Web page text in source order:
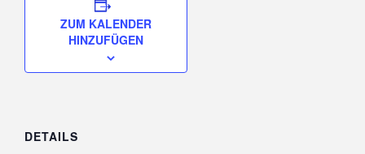
ZUM KALENDER
HINZUFÜGEN
DETAILS